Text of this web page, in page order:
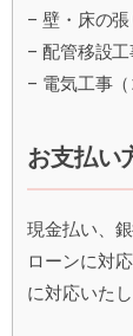
– 壁・床の
– 配管移設
– 電気工事
お支払い
現金払い、
ローンに対
に対応いたし